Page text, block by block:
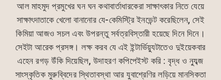
আল মাহমুদ প্রমুখের ঘন ঘন কথাবার্তাধারকেরা সাক্ষাৎকার নিতে যেয়ে
সাক্ষাৎদাতাকে খেলো বানানোর যে-কেমিস্ট্রি ইনভেন্ট করেছিলেন, সেই
কিমিয়া আজও সচল এবং উপরন্তু সর্বত্রবিস্তারী হয়েছে দিনে দিনে।
সেইটা আরেক প্রসঙ্গ। লক্ষ করব যে এই ইন্টার্ভিয়্যুটাতেও দুইয়েকবার
এহেন রগড় উঁকি দিয়েছিল, উদাহরণ কপিপেইস্ট করি : বৃদ্ধ ও ন্যুব্জ
সাংস্কৃতিক মুরুব্বিদের স্থিতাবস্থা আর যুবাশ্রেণির লড়িয়ে মানসিকতা